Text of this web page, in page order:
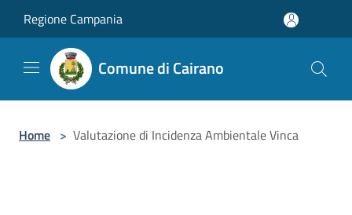
Regione Campania
Comune di Cairano
Home > Valutazione di Incidenza Ambientale Vinca